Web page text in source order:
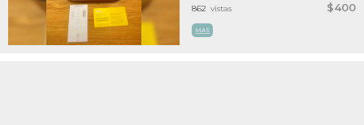
$400
MAS
862 vistas